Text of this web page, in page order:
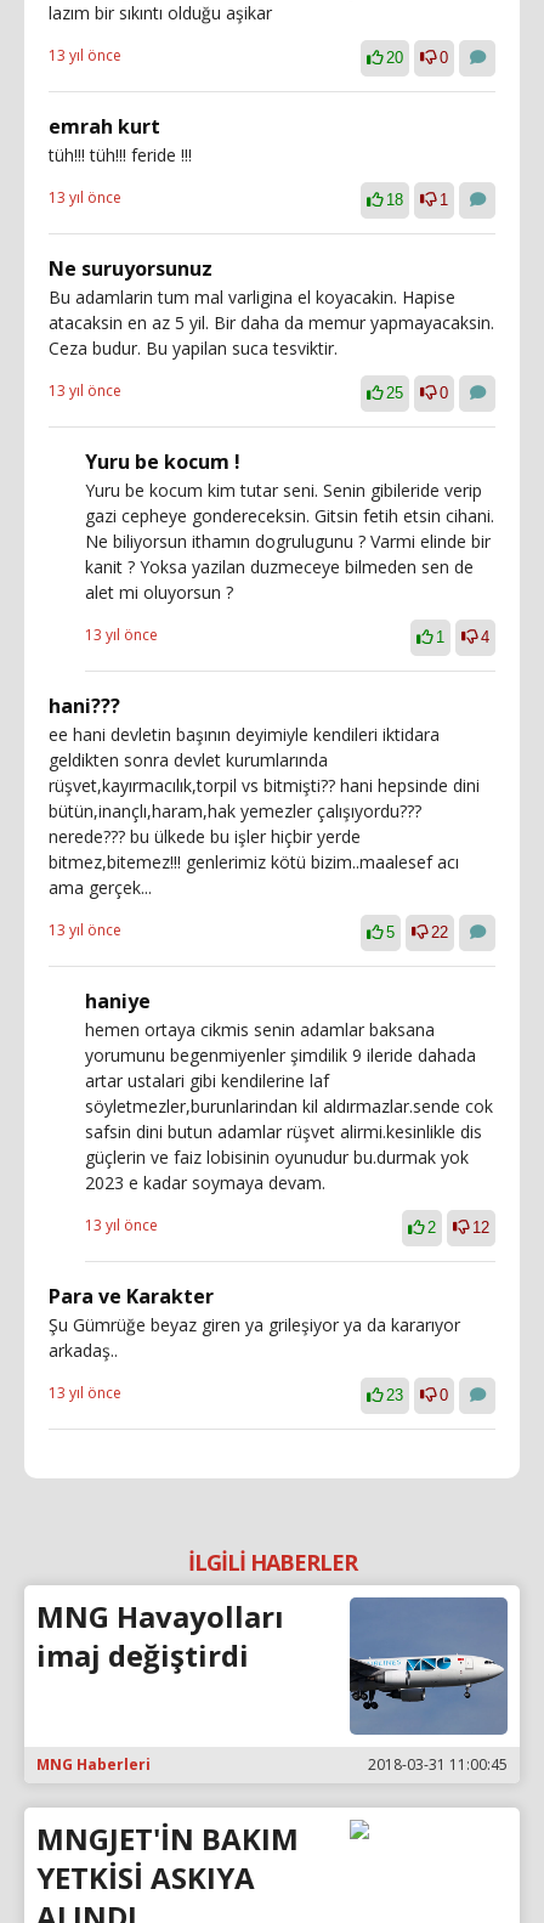
lazım bir sıkıntı olduğu aşikar
13 yıl önce 20 0
emrah kurt
tüh!!! tüh!!! feride !!!
13 yıl önce 18 1
Ne suruyorsunuz
Bu adamlarin tum mal varligina el koyacakin. Hapise
atacaksin en az 5 yil. Bir daha da memur yapmayacaksin.
Ceza budur. Bu yapilan suca tesviktir.
13 yıl önce 25 0
Yuru be kocum !
Yuru be kocum kim tutar seni. Senin gibileride verip
gazi cepheye gondereceksin. Gitsin fetih etsin cihani.
Ne biliyorsun ithamın dogrulugunu ? Varmi elinde bir
kanit ? Yoksa yazilan duzmeceye bilmeden sen de
alet mi oluyorsun ?
13 yıl önce 1 4
hani???
ee hani devletin başının deyimiyle kendileri iktidara
geldikten sonra devlet kurumlarında
rüşvet,kayırmacılık,torpil vs bitmişti?? hani hepsinde dini
bütün,inançlı,haram,hak yemezler çalışıyordu???
nerede??? bu ülkede bu işler hiçbir yerde
bitmez,bitemez!!! genlerimiz kötü bizim..maalesef acı
ama gerçek...
13 yıl önce 5 22
haniye
hemen ortaya cikmis senin adamlar baksana
yorumunu begenmiyenler şimdilik 9 ileride dahada
artar ustalari gibi kendilerine laf
söyletmezler,burunlarindan kil aldırmazlar.sende cok
safsin dini butun adamlar rüşvet alirmi.kesinlikle dis
güçlerin ve faiz lobisinin oyunudur bu.durmak yok
2023 e kadar soymaya devam.
13 yıl önce 2 12
Para ve Karakter
Şu Gümrüğe beyaz giren ya grileşiyor ya da kararıyor
arkadaş..
13 yıl önce 23 0
İLGİLİ HABERLER
MNG Havayolları
imaj değiştirdi
MNG Haberleri 2018-03-31 11:00:45
MNGJET'İN BAKIM
YETKİSİ ASKIYA